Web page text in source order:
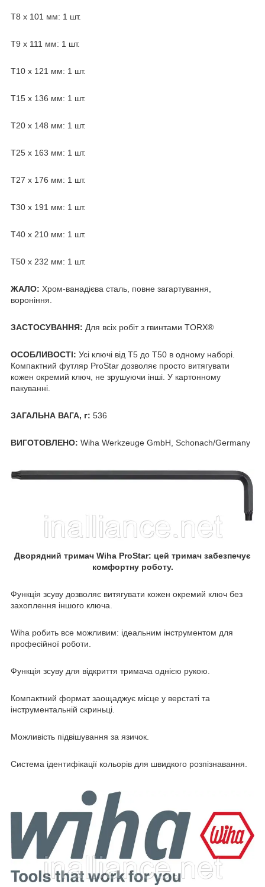
Т8 х 101 мм: 1 шт.
Т9 х 111 мм: 1 шт.
Т10 х 121 мм: 1 шт.
Т15 х 136 мм: 1 шт.
Т20 х 148 мм: 1 шт.
Т25 х 163 мм: 1 шт.
Т27 х 176 мм: 1 шт.
Т30 х 191 мм: 1 шт.
Т40 х 210 мм: 1 шт.
Т50 х 232 мм: 1 шт.
ЖАЛО: Хром-ванадієва сталь, повне загартування,
вороніння.
ЗАСТОСУВАННЯ: Для всіх робіт з гвинтами TORX®
ОСОБЛИВОСТІ: Усі ключі від T5 до T50 в одному наборі.
Компактний футляр ProStar дозволяє просто витягувати
кожен окремий ключ, не зрушуючи інші. У картонному
пакуванні.
ЗАГАЛЬНА ВАГА, г: 536
ВИГОТОВЛЕНО: Wiha Werkzeuge GmbH, Schonach/Germany
Дворядний тримач Wiha ProStar: цей тримач забезпечує
комфортну роботу.
Функція зсуву дозволяє витягувати кожен окремий ключ без
захоплення іншого ключа.
Wiha робить все можливим: ідеальним інструментом для
професійної роботи.
Функція зсуву для відкриття тримача однією рукою.
Компактний формат заощаджує місце у верстаті та
інструментальній скриньці.
Можливість підвішування за язичок.
Система ідентифікації кольорів для швидкого розпізнавання.